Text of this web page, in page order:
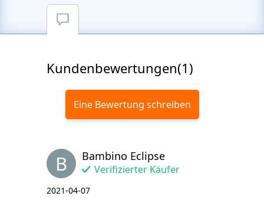
Kundenbewertungen(1)
Eine Bewertung schreiben
B Bambino Eclipse
Verifizierter Käufer
2021-04-07